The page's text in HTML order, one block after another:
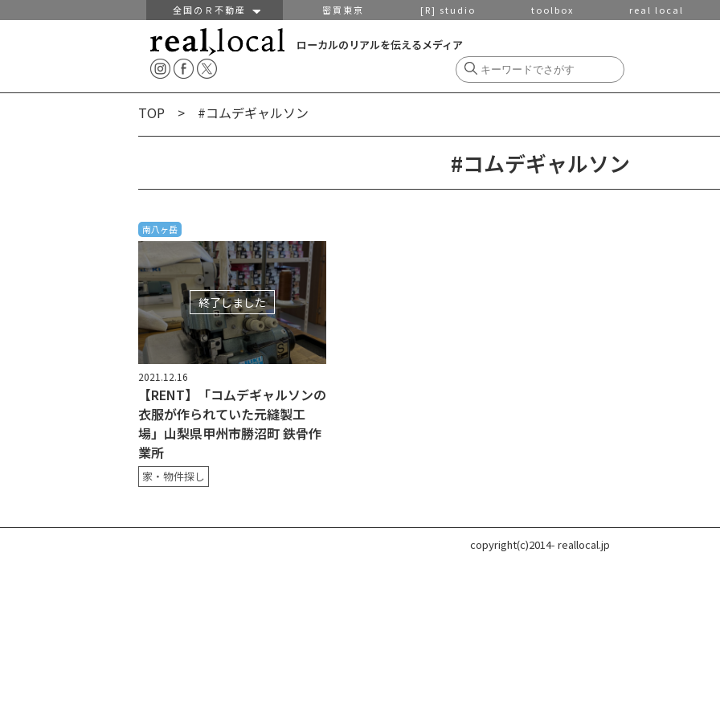
全国のＲ不動産 密買東京 [R] studio toolbox real local
ローカルのリアルを伝えるメディア
TOP > #コムデギャルソン
#コムデギャルソン
南八ヶ岳
終了しました
2021.12.16
【RENT】「コムデギャルソンの
衣服が作られていた元縫製工
場」山梨県甲州市勝沼町 鉄骨作
業所
家・物件探し
copyright(c)2014- reallocal.jp